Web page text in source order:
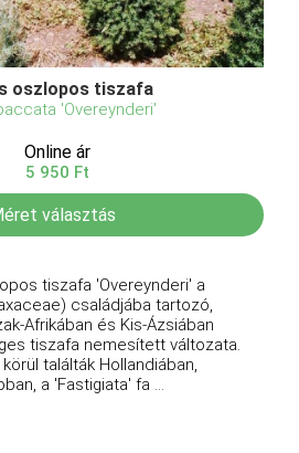
oszlopos tiszafa
'Overeynderi'
Online ár
5 950 Ft
választás
tiszafa 'Overeynderi' a
családjába tartozó,
Afrikában és Kis-Ázsiában
tiszafa nemesített változata.
találták Hollandiában,
a 'Fastigiata' fa ...